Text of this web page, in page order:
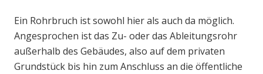
Ein Rohrbruch ist sowohl hier als auch da möglich.
Angesprochen ist das Zu- oder das Ableitungsrohr
außerhalb des Gebäudes, also auf dem privaten
Grundstück bis hin zum Anschluss an die öffentliche